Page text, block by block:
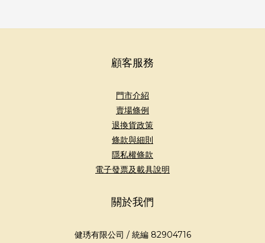
顧客服務
門市介紹
賣場條例
退換貨政策
條款與細則
隱私權條款
電子發票及載具說明
關於我們
健琇有限公司 / 統編 82904716